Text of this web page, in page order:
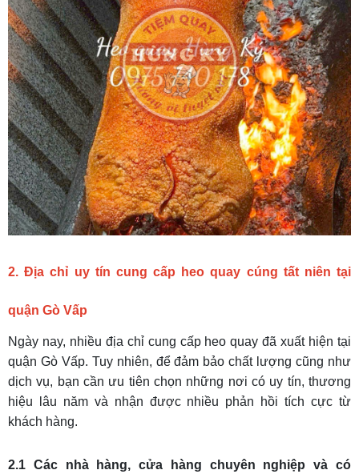
2. Địa chỉ uy tín cung cấp heo quay cúng tất niên tại
quận Gò Vấp
Ngày nay, nhiều địa chỉ cung cấp heo quay đã xuất hiện tại
quận Gò Vấp. Tuy nhiên, để đảm bảo chất lượng cũng như
dịch vụ, bạn cần ưu tiên chọn những nơi có uy tín, thương
hiệu lâu năm và nhận được nhiều phản hồi tích cực từ
khách hàng.
2.1 Các nhà hàng, cửa hàng chuyên nghiệp và có